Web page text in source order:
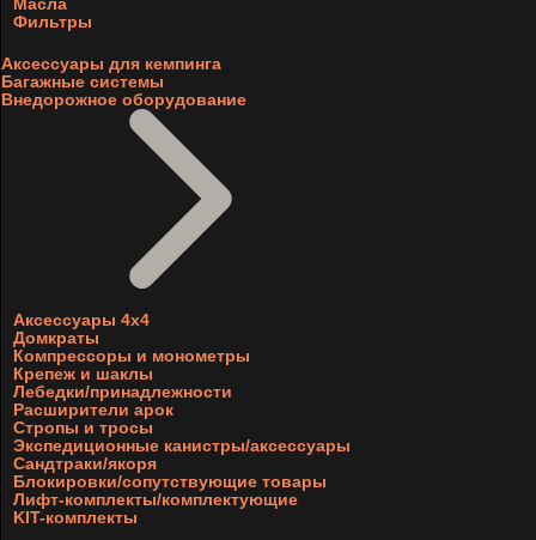
Фильтры
Аксессуары для кемпинга
Багажные системы
Внедорожное оборудование
Аксессуары 4х4
Домкраты
Компрессоры и монометры
Крепеж и шаклы
Лебедки/принадлежности
Расширители арок
Стропы и тросы
Экспедиционные канистры/аксессуары
Сандтраки/якоря
Блокировки/сопутствующие товары
Лифт-комплекты/комплектующие
KIT-комплекты